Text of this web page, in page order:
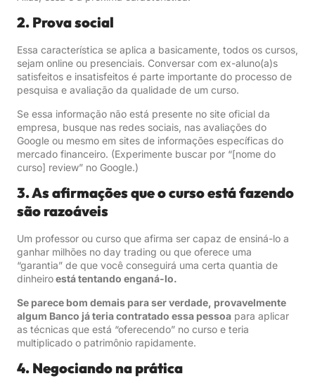
2. Prova social
Essa característica se aplica a basicamente, todos os cursos,
sejam online ou presenciais. Conversar com ex-aluno(a)s
satisfeitos e insatisfeitos é parte importante do processo de
pesquisa e avaliação da qualidade de um curso.
Se essa informação não está presente no site oficial da
empresa, busque nas redes sociais, nas avaliações do
Google ou mesmo em sites de informações específicas do
mercado financeiro. (Experimente buscar por “[nome do
curso] review” no Google.)
3. As afirmações que o curso está fazendo
são razoáveis
Um professor ou curso que afirma ser capaz de ensiná-lo a
ganhar milhões no day trading ou que oferece uma
“garantia” de que você conseguirá uma certa quantia de
dinheiroestá tentando enganá-lo.
Se parece bom demais para ser verdade, provavelmente
algum Banco já teria contratado essa pessoa para aplicar
as técnicas que está “oferecendo” no curso e teria
multiplicado o patrimônio rapidamente.
4. Negociando na prática